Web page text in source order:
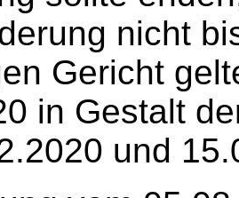
nicht
Gericht
in Gestalt
und